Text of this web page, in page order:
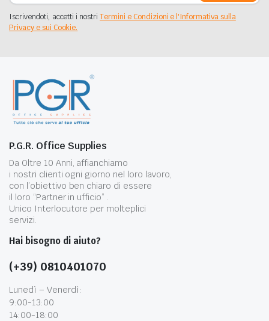
Iscrivendoti, accetti i nostriTermini e Condizioni e l'Informativa sulla
Privacy e sui Cookie.
P.G.R. Office Supplies
Da Oltre 10 Anni, affianchiamo
i nostri clienti ogni giorno nel loro lavoro,
con l’obiettivo ben chiaro di essere
il loro “Partner in ufficio” .
Unico Interlocutore per molteplici
servizi.
Hai bisogno di aiuto?
(+39) 0810401070
Lunedì – Venerdì:
9:00-13:00
14:00-18:00